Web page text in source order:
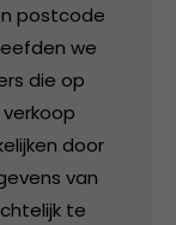
postcode
we
die op
door
van
te